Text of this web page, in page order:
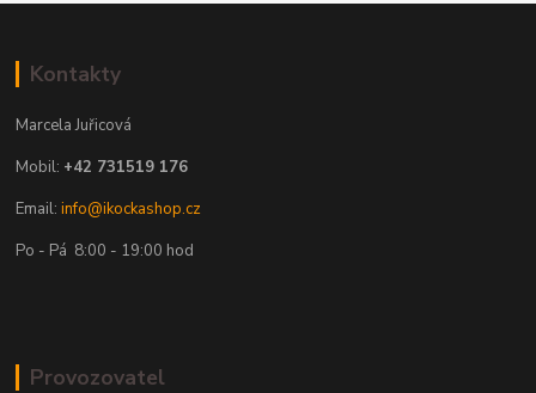
Kontakty
Marcela Juřicová
Mobil: +42 731519 176
Email:info@ikockashop.cz
Po - Pá 8:00 - 19:00 hod
Provozovatel